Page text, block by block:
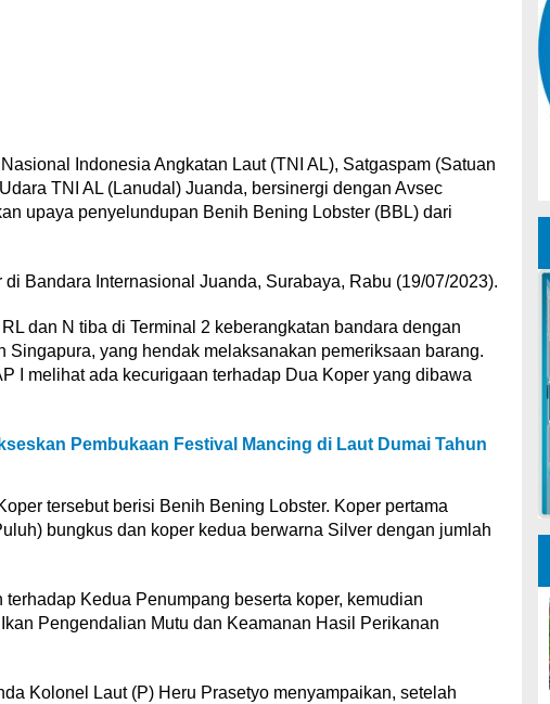
Indonesia Angkatan Laut (TNI AL), Satgaspam (Satuan
TNI AL (Lanudal) Juanda, bersinergi dengan Avsec
upaya penyelundupan Benih Bening Lobster (BBL) dari
Bandara Internasional Juanda, Surabaya, Rabu (19/07/2023).
dan N tiba di Terminal 2 keberangkatan bandara dengan
Singapura, yang hendak melaksanakan pemeriksaan barang.
I melihat ada kecurigaan terhadap Dua Koper yang dibawa
Pembukaan Festival Mancing di Laut Dumai Tahun
tersebut berisi Benih Bening Lobster. Koper pertama
bungkus dan koper kedua berwarna Silver dengan jumlah
Kedua Penumpang beserta koper, kemudian
Pengendalian Mutu dan Keamanan Hasil Perikanan
Kolonel Laut (P) Heru Prasetyo menyampaikan, setelah